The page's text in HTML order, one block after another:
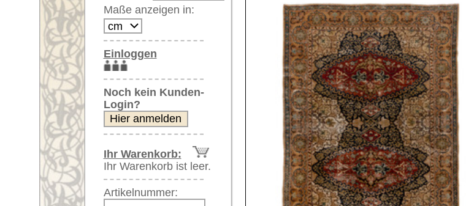
Ihr Warenkorb:
Ihr Warenkorb ist leer.
Artikelnummer:
Moderne Teppiche
Orientteppiche
Unifarben/ungemustert
Seidenteppiche
Große Teppiche
(über 300x200 cm)
Sehr große XL Teppiche
(über 400x200 cm)
Riesige XXL Teppiche
(über 600x200 cm)
Läufer / Galerien
Runde & ovale Teppiche
Weitere größere Bilder (öffnen sich in neuem Fenster)
Bitte klicken Sie auf die kleinen Bilder weiter unten für Bilder in höherer Auflösung
Hauptbild Bild Nr. 4 Bild Nr. 5